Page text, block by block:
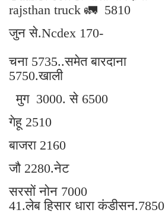
rajsthan truck 🚛 5810
जुन से.Ncdex 170-
चना 5735..समेत बारदाना
5750.खाली
मुग 3000. से 6500
गेहू 2510
बाजरा 2160
जौ 2280.नेट
सरसों नोन 7000
41.लेब हिसार धारा कंडीसन.7850